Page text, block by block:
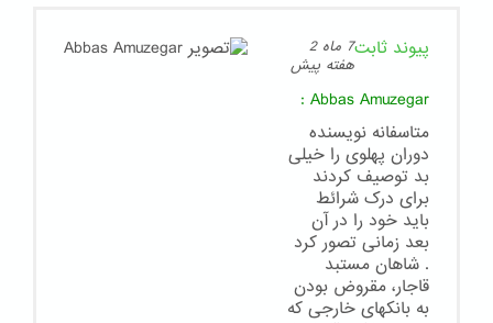
پیوند ثابت
7 ماه 2
هفته پیش
Abbas Amuzegar
:
متاسفانه نویسنده
دوران پهلوی را خیلی
بد توصیف کردند
برای درک شرائط
باید خود را در آن
بعد زمانی تصور کرد
. شاهان مستبد
قاجار، مقروض بودن
به بانکهای خارجی که